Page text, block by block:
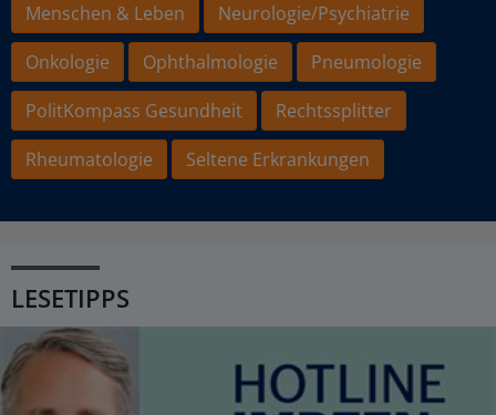
Menschen & Leben
Neurologie/Psychiatrie
Onkologie
Ophthalmologie
Pneumologie
PolitKompass Gesundheit
Rechtssplitter
Rheumatologie
Seltene Erkrankungen
LESETIPPS